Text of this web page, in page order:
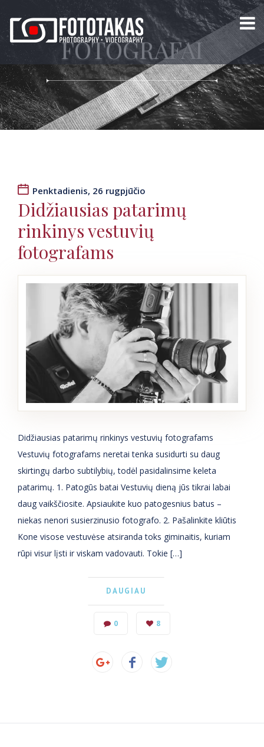
FOTOGRAFAI
Penktadienis, 26 rugpjūčio
Didžiausias patarimų
rinkinys vestuvių
fotografams
Didžiausias patarimų rinkinys vestuvių fotografams
Vestuvių fotografams neretai tenka susidurti su daug
skirtingų darbo subtilybių, todėl pasidalinsime keleta
patarimų. 1. Patogūs batai Vestuvių dieną jūs tikrai labai
daug vaikščiosite. Apsiaukite kuo patogesnius batus –
niekas nenori susierzinusio fotografo. 2. Pašalinkite kliūtis
Kone visose vestuvėse atsiranda toks giminaitis, kuriam
rūpi visur lįsti ir viskam vadovauti. Tokie […]
DAUGIAU
0 8